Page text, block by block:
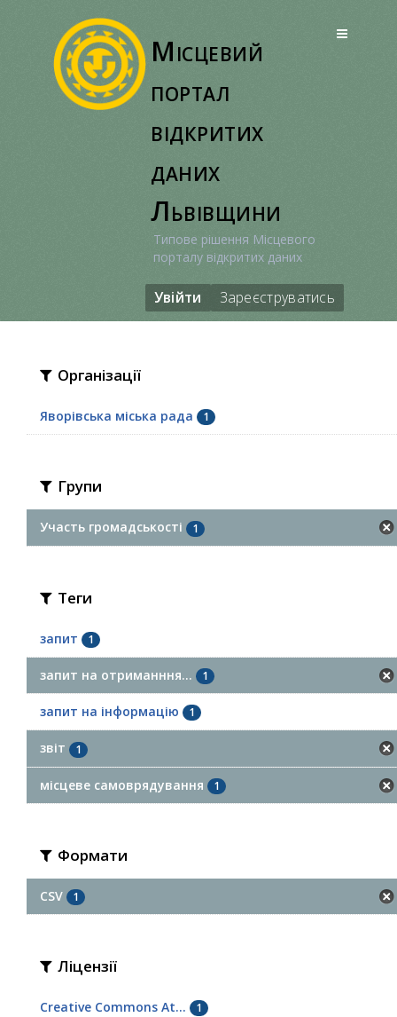
Місцевий
портал
відкритих
даних
Львівщини
Типове рішення Місцевого
порталу відкритих даних
Увійти Зареєструватись
Організації
Яворівська міська рада 1
Групи
Участь громадськості 1
Теги
запит 1
запит на отриманння... 1
запит на інформацію 1
звіт 1
місцеве самоврядування 1
Формати
CSV 1
Ліцензії
Creative Commons At... 1